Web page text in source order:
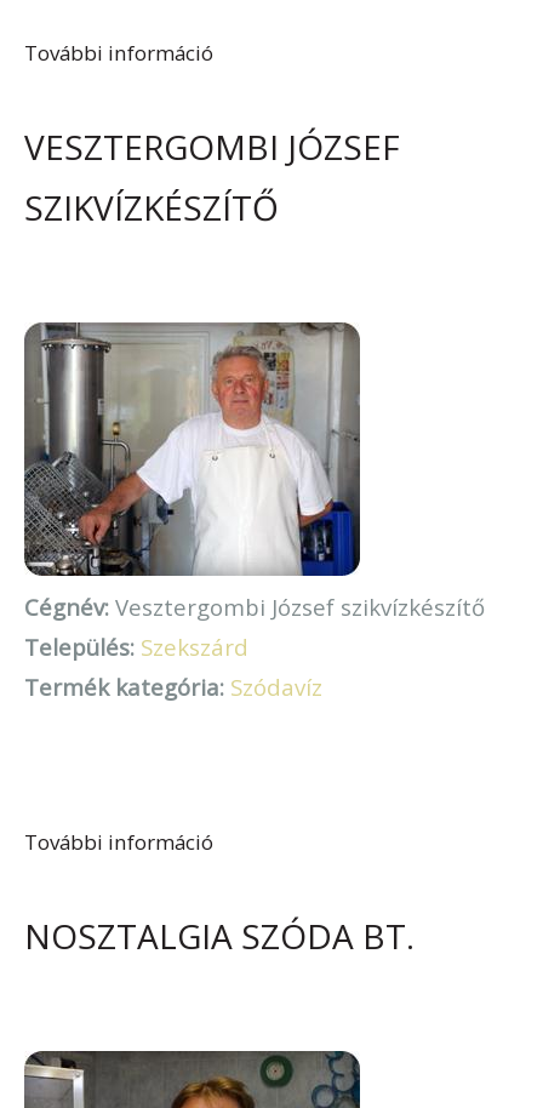
További információ
VESZTERGOMBI JÓZSEF
SZIKVÍZKÉSZÍTŐ
Cégnév: Vesztergombi József szikvízkészítő
Település: Szekszárd
Termék kategória: Szódavíz
További információ
NOSZTALGIA SZÓDA BT.